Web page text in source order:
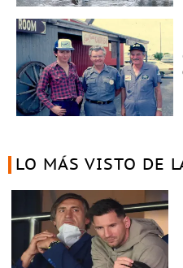
LO MÁS VISTO DE